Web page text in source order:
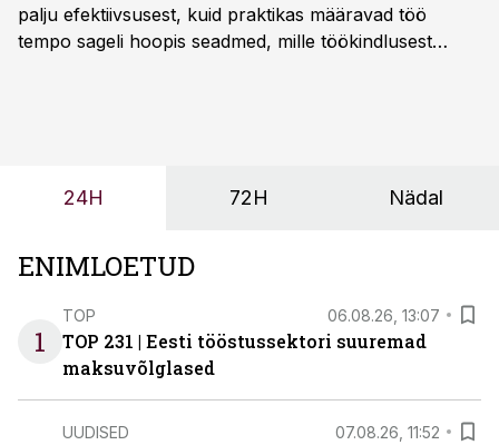
palju efektiivsusest, kuid praktikas määravad töö
tempo sageli hoopis seadmed, mille töökindlusest
24H 72H Nädal
ENIMLOETUD
1
TOP 06.08.26, 13:07
TOP 231 | Eesti tööstussektori suuremad
maksuvõlglased
UUDISED 07.08.26, 11:52